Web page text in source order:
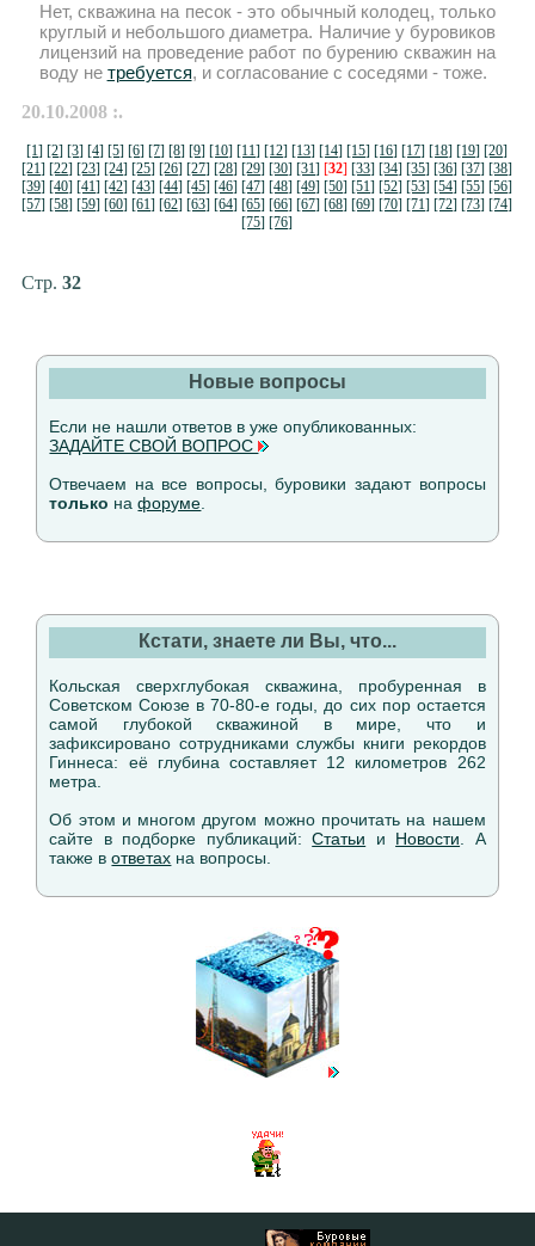
Нет, скважина на песок - это обычный колодец, только
круглый и небольшого диаметра. Наличие у буровиков
лицензий на проведение работ по бурению скважин на
воду не требуется, и согласование с соседями - тоже.
20.10.2008 :.
[1] [2] [3] [4] [5] [6] [7] [8] [9] [10] [11] [12] [13] [14] [15] [16] [17] [18] [19] [20]
[21] [22] [23] [24] [25] [26] [27] [28] [29] [30] [31] [32] [33] [34] [35] [36] [37] [38]
[39] [40] [41] [42] [43] [44] [45] [46] [47] [48] [49] [50] [51] [52] [53] [54] [55] [56]
[57] [58] [59] [60] [61] [62] [63] [64] [65] [66] [67] [68] [69] [70] [71] [72] [73] [74]
[75] [76]
Стр. 32
Новые вопросы
Если не нашли ответов в уже опубликованных:
ЗАДАЙТЕ СВОЙ ВОПРОС
Отвечаем на все вопросы, буровики задают вопросы
только нафоруме
Кстати, знаете ли Вы, что...
Кольская сверхглубокая скважина, пробуренная в
Советском Союзе в 70-80-е годы, до сих пор остается
самой глубокой скважиной в мире, что и
зафиксировано сотрудниками службы книги рекордов
Гиннеса: её глубина составляет 12 километров 262
метра.
Об этом и многом другом можно прочитать на нашем
сайте в подборке публикаций:Статьи и Новости . А
также вответах на вопросы.